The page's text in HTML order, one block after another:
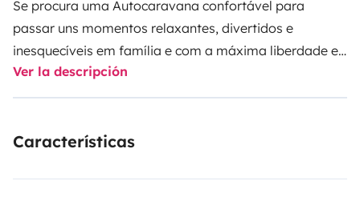
Se procura uma Autocaravana confortável para
passar uns momentos relaxantes, divertidos e
inesquecíveis em família e com a máxima liberdade e
segurança possível, encontrou a
completamente equipada para que possa desfrutar
independente, uma vez que dispõe de painel solar ou
Ver la descripción
Características